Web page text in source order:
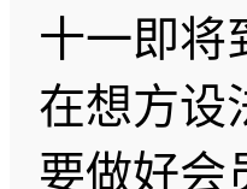
十一即将
在想方设
要做好